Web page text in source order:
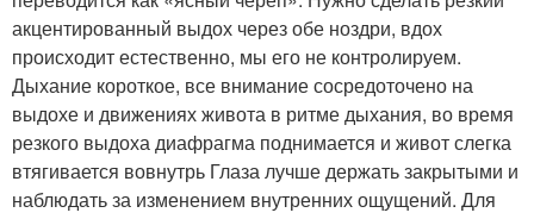
акцентированный выдох через обе ноздри, вдох
происходит естественно, мы его не контролируем.
Дыхание короткое, все внимание сосредоточено на
выдохе и движениях живота в ритме дыхания, во время
резкого выдоха диафрагма поднимается и живот слегка
втягивается вовнутрь Глаза лучше держать закрытыми и
наблюдать за изменением внутренних ощущений. Для